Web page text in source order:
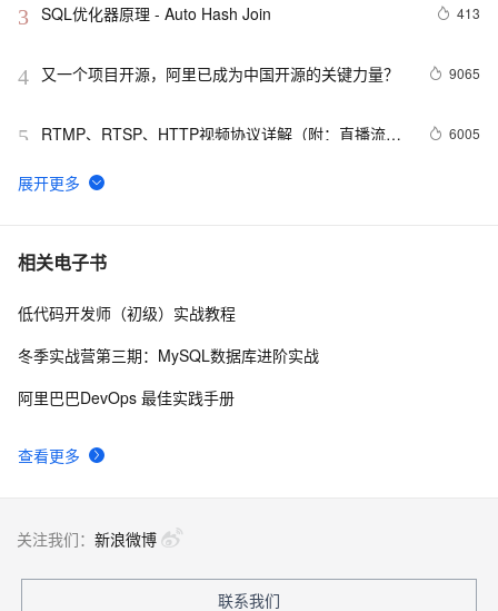
3 SQL优化器原理 - Auto Hash Join 413
4 又一个项目开源，阿里已成为中国开源的关键力量？ 9065
5
RTMP、RTSP、HTTP视频协议详解（附：直播流地
6005
6 谷歌CEO皮查伊：对重返中国持开放态度
7 C语言项目参考解答：全正整数后再计算
8 俗人解读 三维渲染 的工作过程
著录
相关电子书
查看更多
低代码开发师（初级）实战教程
冬季实战营第三期：MySQL数据库进阶实战
阿里巴巴DevOps 最佳实践手册
关注我们： 新浪微博
联系我们